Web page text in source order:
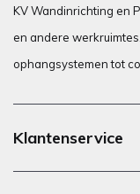
KV Wandinrichting en
en andere
ophangsystemen tot
Klantenservice